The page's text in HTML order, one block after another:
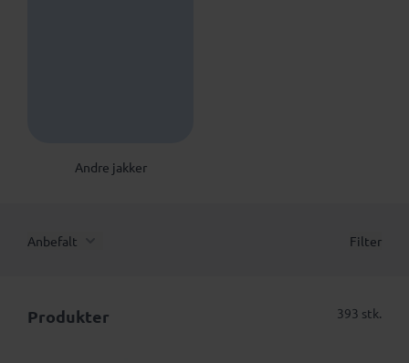
AJ
Andre jakker
Anbefalt Filter
Produkter 393 stk.